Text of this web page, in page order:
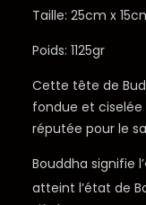
Taille: 25cm x
Poids: 1125gr
Cette tête de
fondue et ciselée
réputée pour le
Bouddha signifie
atteint l’état de